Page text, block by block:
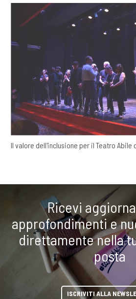
Il valore dell'inclusione per il Teatro Abile
Ricevi
approfondimenti e
direttamente nella
posta
ISCRIVITI ALLA